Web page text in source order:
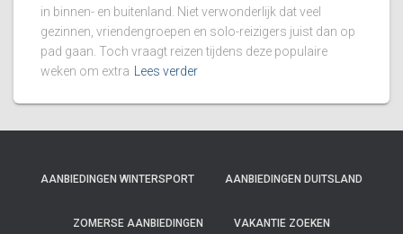
in binnen- en buitenland. Niet verwonderlijk dat veel
gezinnen, vriendengroepen en solo-reizigers juist dan op
pad gaan. Toch vraagt reizen tijdens deze populaire
weken om extra Lees verder
AANBIEDINGEN WINTERSPORT AANBIEDINGEN DUITSLAND
ZOMERSE AANBIEDINGEN VAKANTIE ZOEKEN